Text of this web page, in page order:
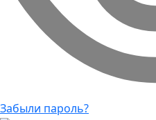
Забыли пароль?